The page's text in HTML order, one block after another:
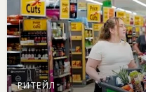
РИТЕЙЛ